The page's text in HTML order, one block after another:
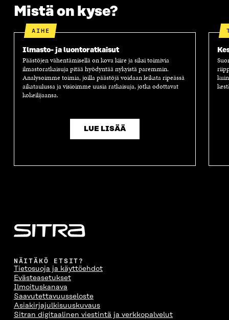
Mistä on kyse?
AIHE
Ilmasto- ja luontoratkaisut
Päästöjen vähentämisellä on kova kiire ja siksi toimivia
ilmastoratkaisuja pitää hyödyntää nykyistä paremmin.
Analysoimme toimia, joilla päästöjä voidaan leikata ripeässä
aikataulussa ja visioimme uusia ratkaisuja, jotka odottavat
kokeilijaansa.
LUE LISÄÄ
NÄITÄKÖ ETSIT?
Tietosuoja ja käyttöehdot
Evästeasetukset
Ilmoituskanava
Saavutettavuusseloste
Asiakirjajulkisuuskuvaus
Sitran digitaalinen viestintä ja verkkopalvelut